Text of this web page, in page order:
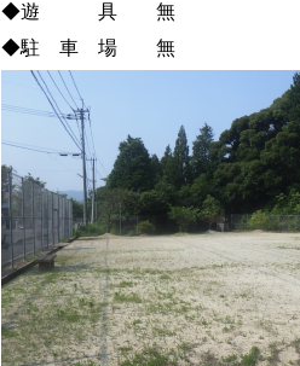
◆遊 具 無
◆駐 車 場 無